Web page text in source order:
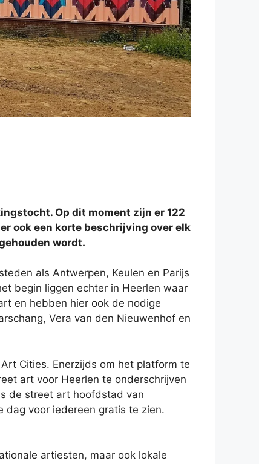
Op dit moment zijn er 122
ook een korte beschrijving over elk
wordt.
als Antwerpen, Keulen en Parijs
begin liggen echter in Heerlen waar
en hebben hier ook de nodige
Vera van den Nieuwenhof en
Cities. Enerzijds om het platform te
art voor Heerlen te onderschrijven
de street art hoofdstad van
dag voor iedereen gratis te zien.
artiesten, maar ook lokale